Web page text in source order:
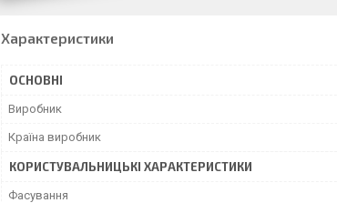
Характеристики
ОСНОВНІ
Виробник
Країна виробник
КОРИСТУВАЛЬНИЦЬКІ ХАРАКТЕРИСТИКИ
Фасування